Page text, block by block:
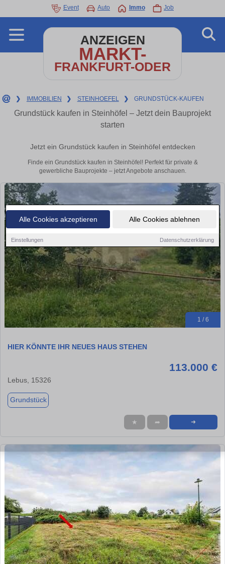
Alle Cookies akzeptieren Alle Cookies ablehnen
Einstellungen Datenschutzerklärung
Event Auto Immo Job
ANZEIGEN
MARKT-
FRANKFURT-ODER
❯ IMMOBILIEN ❯ STEINHOEFEL ❯ GRUNDSTÜCK-KAUFEN
Grundstück kaufen in Steinhöfel – Jetzt dein Bauprojekt
starten
Jetzt ein Grundstück kaufen in Steinhöfel entdecken
Finde ein Grundstück kaufen in Steinhöfel! Perfekt für private &
gewerbliche Bauprojekte – jetzt Angebote anschauen.
1 / 6
HIER KÖNNTE IHR NEUES HAUS STEHEN
113.000 €
Lebus, 15326
Grundstück
★ ➦ ➜